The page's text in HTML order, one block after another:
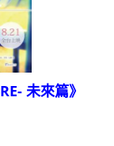
未來篇》